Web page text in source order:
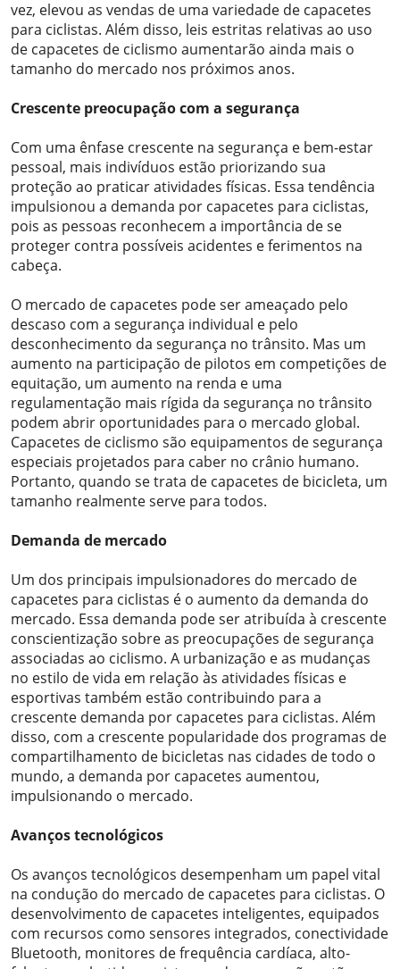
vez, elevou as vendas de uma variedade de capacetes
para ciclistas. Além disso, leis estritas relativas ao uso
de capacetes de ciclismo aumentarão ainda mais o
tamanho do mercado nos próximos anos.
Crescente preocupação com a segurança
Com uma ênfase crescente na segurança e bem-estar
pessoal, mais indivíduos estão priorizando sua
proteção ao praticar atividades físicas. Essa tendência
impulsionou a demanda por capacetes para ciclistas,
pois as pessoas reconhecem a importância de se
proteger contra possíveis acidentes e ferimentos na
cabeça.
O mercado de capacetes pode ser ameaçado pelo
descaso com a segurança individual e pelo
desconhecimento da segurança no trânsito. Mas um
aumento na participação de pilotos em competições de
equitação, um aumento na renda e uma
regulamentação mais rígida da segurança no trânsito
podem abrir oportunidades para o mercado global.
Capacetes de ciclismo são equipamentos de segurança
especiais projetados para caber no crânio humano.
Portanto, quando se trata de capacetes de bicicleta, um
tamanho realmente serve para todos.
Demanda de mercado
Um dos principais impulsionadores do mercado de
capacetes para ciclistas é o aumento da demanda do
mercado. Essa demanda pode ser atribuída à crescente
conscientização sobre as preocupações de segurança
associadas ao ciclismo. A urbanização e as mudanças
no estilo de vida em relação às atividades físicas e
esportivas também estão contribuindo para a
crescente demanda por capacetes para ciclistas. Além
disso, com a crescente popularidade dos programas de
compartilhamento de bicicletas nas cidades de todo o
mundo, a demanda por capacetes aumentou,
impulsionando o mercado.
Avanços tecnológicos
Os avanços tecnológicos desempenham um papel vital
na condução do mercado de capacetes para ciclistas. O
desenvolvimento de capacetes inteligentes, equipados
com recursos como sensores integrados, conectividade
Bluetooth, monitores de frequência cardíaca, alto-